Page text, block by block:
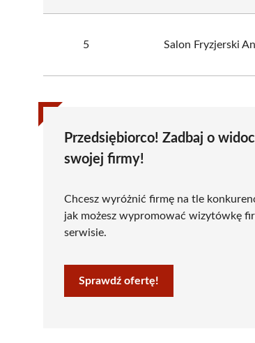
5 Salon Fryzjerski
Przedsiębiorco! Zadbaj o
swojej firmy!
Chcesz wyróżnić firmę na tle
jak możesz wypromować wizytówkę
serwisie.
Sprawdź ofertę!